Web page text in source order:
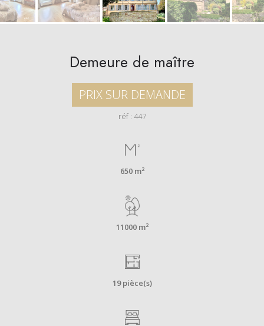
Demeure de maître
PRIX SUR DEMANDE
réf : 447
650 m2
11000 m2
19 pièce(s)